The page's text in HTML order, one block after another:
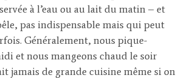
à l’eau ou au lait du matin – et
pas indispensable mais qui peut
Généralement, nous pique-
et nous mangeons chaud le soir
jamais de grande cuisine même si on